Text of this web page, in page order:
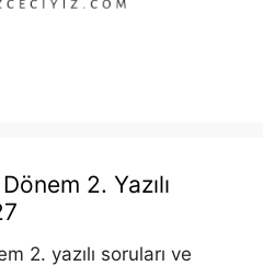
2. Yazılı
2. yazılı soruları ve